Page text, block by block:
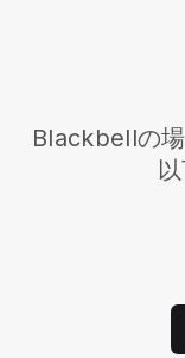
Blackbellの